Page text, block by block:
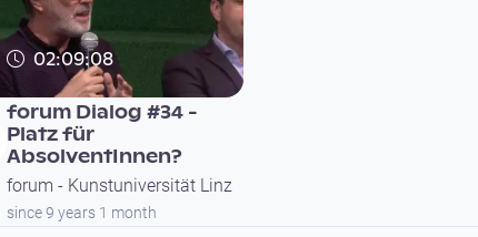
02:09:08
forum Dialog #34 -
Platz für
AbsolventInnen?
forum - Kunstuniversität Linz
since 9 years 1 month